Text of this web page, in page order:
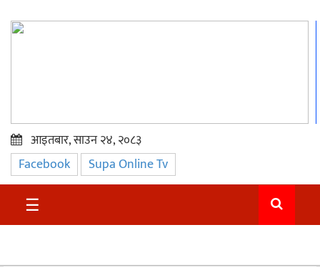
प्रमुख
समाचार
सुदुर
आइतबार, साउन २४, २०८३
Facebook Supa Online Tv
☰